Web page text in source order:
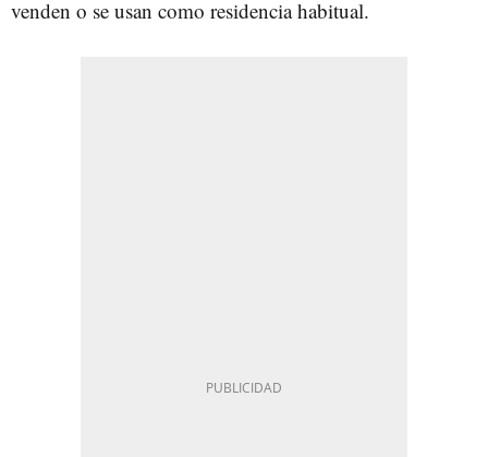
venden o se usan como residencia habitual.